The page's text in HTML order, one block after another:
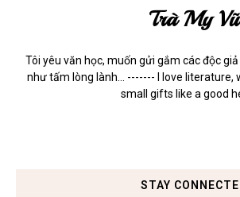
Trà My Vũ
Tôi yêu văn học, muốn gửi gắm các độc
như tấm lòng lành... ------- I love literature,
small gifts like a good
STAY